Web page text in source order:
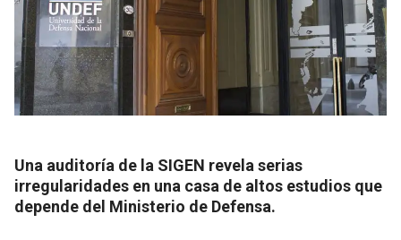
Una auditoría de la SIGEN revela serias
irregularidades en una casa de altos estudios que
depende del Ministerio de Defensa.